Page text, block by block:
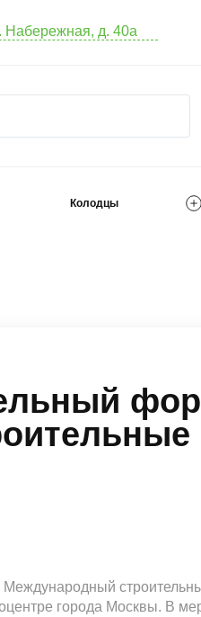
Набережная, д. 40а
Колодцы
Международный
города Москвы. В